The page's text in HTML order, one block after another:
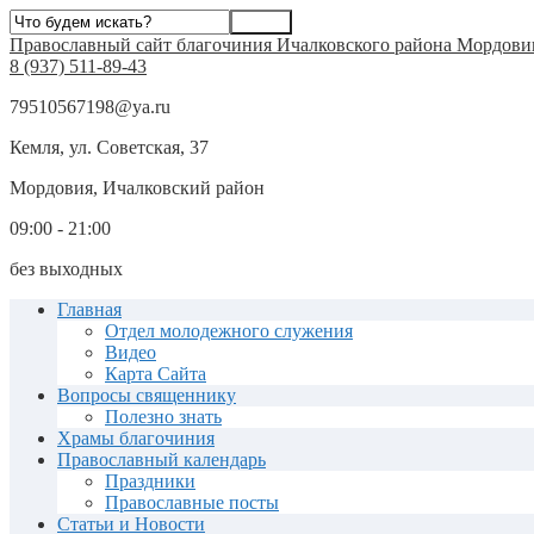
Православный сайт благочиния Ичалковского района
8 (937) 511-89-43
79510567198@ya.ru
Кемля, ул. Советская, 37
Мордовия, Ичалковский район
09:00 - 21:00
без выходных
Главная
Отдел молодежного служения
Видео
Карта Сайта
Вопросы священнику
Полезно знать
Храмы благочиния
Православный календарь
Праздники
Православные посты
Статьи и Новости